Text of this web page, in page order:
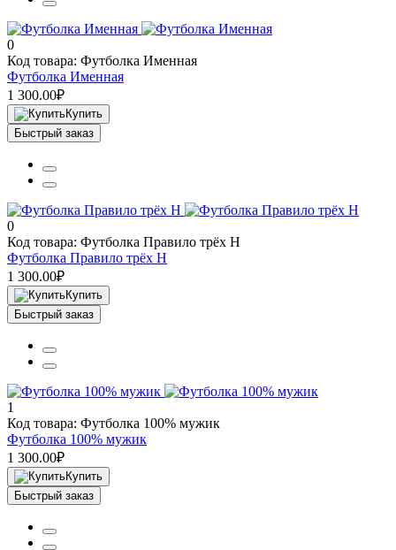
0
Код товара: Футболка Именная
Футболка Именная
1 300.00₽
Купить
Быстрый заказ
0
Код товара: Футболка Правило трёх Н
Футболка Правило трёх Н
1 300.00₽
Купить
Быстрый заказ
1
Код товара: Футболка 100% мужик
Футболка 100% мужик
1 300.00₽
Купить
Быстрый заказ